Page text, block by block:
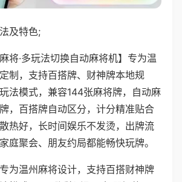
及特色;
麻将·多玩法切换自动麻将机】专为温
制，支持百搭牌、财神牌本地规
法模式，兼容144张麻将牌，自动麻
，百搭牌自动区分，计分精准贴合
热好，长时间娱乐不发烫，出牌流
庭聚会、朋友约局都能畅快玩牌。
为温州麻将设计，支持百搭财神牌